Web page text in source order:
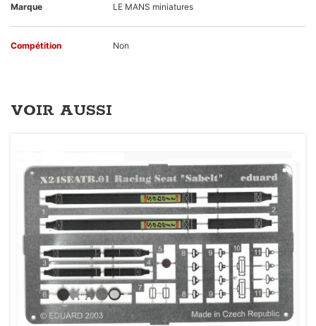
Marque
LE MANS miniatures
Compétition Non
VOIR AUSSI